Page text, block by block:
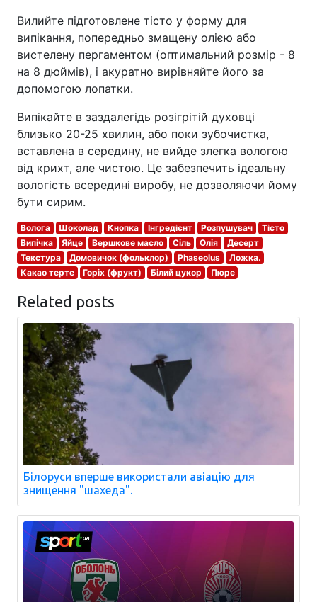
Вилийте підготовлене тісто у форму для
випікання, попередньо змащену олією або
вистелену пергаментом (оптимальний розмір - 8
на 8 дюймів), і акуратно вирівняйте його за
допомогою лопатки.
Випікайте в заздалегідь розігрітій духовці
близько 20-25 хвилин, або поки зубочистка,
вставлена в середину, не вийде злегка вологою
від крихт, але чистою. Це забезпечить ідеальну
вологість всередині виробу, не дозволяючи йому
бути сирим.
Волога Шоколад Кнопка Інгредієнт Розпушувач
Тісто
Випічка
Яйце Вершкове масло Сіль Олія
Десерт
Текстура
Домовичок (фольклор) Phaseolus
Ложка.
Какао терте
Горіх (фрукт) Білий цукор Пюре
Related posts
Білоруси вперше використали авіацію для
знищення "шахеда".